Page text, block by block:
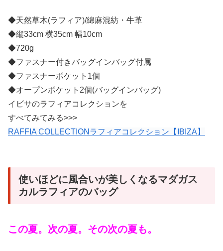
◆天然草木(ラフィア)/綿麻混紡・牛革
◆縦33cm 横35cm 幅10cm
◆720g
◆ファスナー付きバッグインバッグ付属
◆ファスナーポケット1個
◆オープンポケット2個(バッグインバッグ)
イビサのラフィアコレクションを
すべてみてみる>>>
RAFFIA COLLECTIONラフィアコレクション【IBIZA】
使いほどに風合いが美しくなるマダガス
カルラフィアのバッグ
この夏。次の夏。その次の夏も。